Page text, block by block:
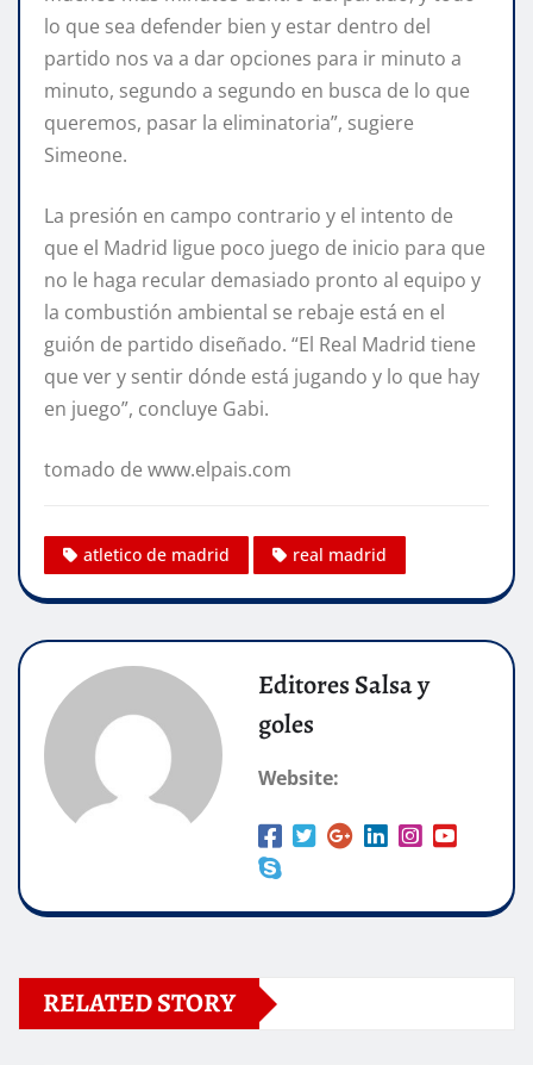
lo que sea defender bien y estar dentro del
partido nos va a dar opciones para ir minuto a
minuto, segundo a segundo en busca de lo que
queremos, pasar la eliminatoria”, sugiere
Simeone.
La presión en campo contrario y el intento de
que el Madrid ligue poco juego de inicio para que
no le haga recular demasiado pronto al equipo y
la combustión ambiental se rebaje está en el
guión de partido diseñado. “El Real Madrid tiene
que ver y sentir dónde está jugando y lo que hay
en juego”, concluye Gabi.
tomado de www.elpais.com
atletico de madrid real madrid
Editores Salsa y
goles
Website:
RELATED STORY